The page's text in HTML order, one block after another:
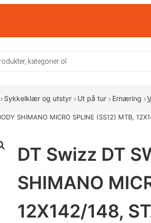
Sykkelklær og utstyr Ut på tur Ernæring
SHIMANO MICRO SPLINE (SS12) MTB,
DT Swizz DT
SHIMANO
12X142/148,